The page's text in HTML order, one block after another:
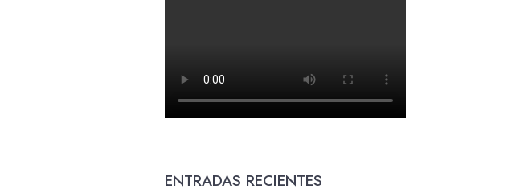
ENTRADAS RECIENTES